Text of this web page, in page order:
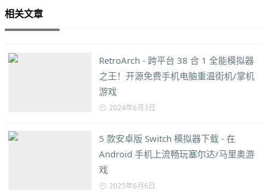
相关文章
RetroArch - 跨平台 38 合 1 全能模拟器
之王！开源免费手机电脑重温街机/掌机
游戏
2024年6月3日
5 款安卓版 Switch 模拟器下载 - 在
Android 手机上流畅玩塞尔达/马里奥游
戏
2025年6月6日